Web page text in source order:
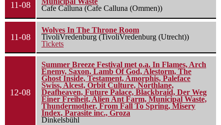
11-08
Cafe Calluna (Cafe Calluna (Ommen))
11-08
Wolves In The Throne Room
TivoliVredenburg (TivoliVredenburg (Utrecht))
Tickets
12-08
Summer Breeze Festival met o.a. In Flames, Arch
Enemy, Saxon, Lamb Of God, Alestorm, The
Ghost Inside, Testament, Amorphis, Paleface
Swiss, Alcest, Orbit Culture, Northlane,
Deafheaven, Future Palace, Blackbraid, Der Weg
Einer Freiheit, Alien Ant Farm, Municipal Waste,
Thundermother, From Fall To Spring, Misery
Index, Parasite inc., Groza
Dinkelsbühl